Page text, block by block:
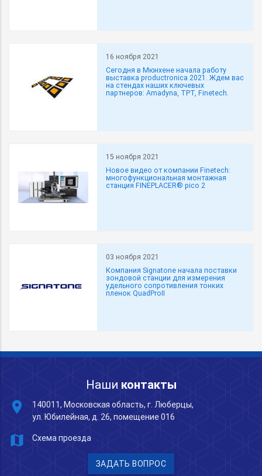
16 ноября 2021
Сегодня в Мюнхене начала работу
выставка productronica 2021. Ждем вас
на стендах наших ключевых
партнеров: Amadyna, TPT, Finetech.
15 ноября 2021
Новое видео от компании Finetech:
многофункциональная монтажная
станция FINEPLACER® pico 2
03 ноября 2021
Компания Signatone начала поставки
зондовой станции для измерения
удельного сопротивления тонких
пленок QuadProII
Наши контакты
place
140011, Московская область, г. Люберцы,
ул. Юбилейная, д. 26, помещение 016
map Схема проезда
ЗАДАТЬ ВОПРОС